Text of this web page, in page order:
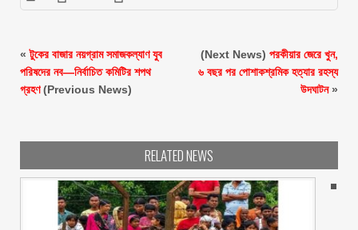
«টুকের বাজার নয়গ্রাম সমাজকল্যাণ যুব
পরিষদের নব—নির্বাচিত কমিটির শপথ
গ্রহণ(Previous News)
(Next News) পরকীয়ার জেরে খুন,
৬ বছর পর পোশাকশ্রমিক হত্যার রহস্য
উদঘাটন»
RELATED NEWS